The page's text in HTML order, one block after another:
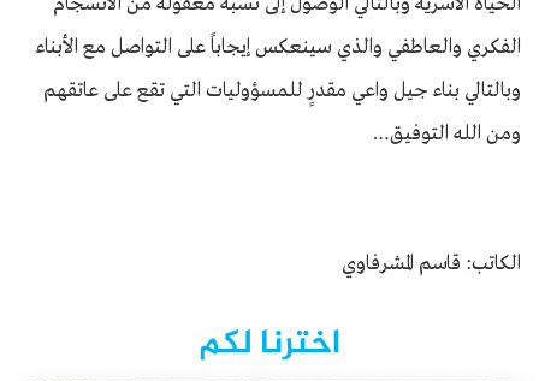
الفكري والعاطفي والذي سينعكس إيجاباً على التواصل مع الأبناء
وبالتالي بناء جيل واعي مقدرٍ للمسؤوليات التي تقع على عاتقهم
ومن الله التوفيق…
الكاتب: قاسم المشرفاوي
اخترنا لكم